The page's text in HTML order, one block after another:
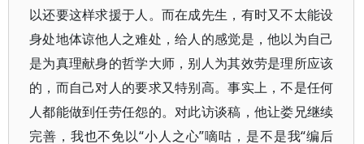
以还要这样求援于人。而在成先生，有时又不太能设
身处地体谅他人之难处，给人的感觉是，他以为自己
是为真理献身的哲学大师，别人为其效劳是理所应该
的，而自己对人的要求又特别高。事实上，不是任何
人都能做到任劳任怨的。对此访谈稿，他让娄兄继续
完善，我也不免以“小人之心”嘀咕，是不是我“编后